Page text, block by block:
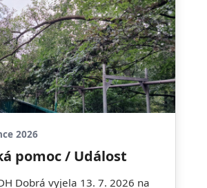
2026
pomoc / Událost
Dobrá vyjela 13. 7. 2026 na